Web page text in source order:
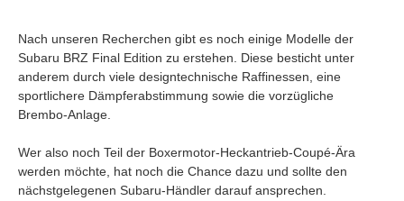
Nach unseren Recherchen gibt es noch einige Modelle der
Subaru BRZ Final Edition zu erstehen. Diese besticht unter
anderem durch viele designtechnische Raffinessen, eine
sportlichere Dämpferabstimmung sowie die vorzügliche
Brembo-Anlage.
Wer also noch Teil der Boxermotor-Heckantrieb-Coupé-Ära
werden möchte, hat noch die Chance dazu und sollte den
nächstgelegenen Subaru-Händler darauf ansprechen.